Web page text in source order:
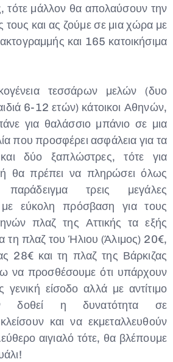
τότε μάλλον θα απολαύσουν την
τους και ας ζούμε σε μια χώρα με
και 165 κατοικήσιμα
τεσσάρων μελών (δυο
6-12 ετών) κάτοικοι Αθηνών,
για θαλάσσιο μπάνιο σε μια
που προσφέρει ασφάλεια για τα
δύο ξαπλώστρες, τότε για
θα πρέπει να πληρώσει όλως
παράδειγμα τρεις μεγάλες
εύκολη πρόσβαση για τους
πλαζ της Αττικής τα εξής
τη πλαζ του Ήλιου (Άλιμος) 20€,
28€ και τη πλαζ της Βάρκιζας
να προσθέσουμε ότι υπάρχουν
γενική είσοδο αλλά με αντίτιμο
δοθεί η δυνατότητα σε
και να εκμεταλλευθούν
αιγιαλό τότε, θα βλέπουμε